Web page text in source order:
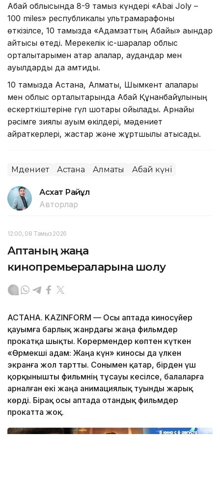
Абай облысында 8-9 тамыз күндері «Abai Joly –
100 miles» республикалық ультрамарафоны
өткізілсе, 10 тамызда «Адамзаттың Абайы» ақындар
айтысы өтеді. Мерекелік іс-шаралар облыс
орталықтарымен қатар қалалар, аудандар мен
ауылдарды да қамтиды.
10 тамызда Астана, Алматы, Шымкент қалалары
мен облыс орталықтарында Абай Құнанбайұлының
ескерткіштеріне гүл шоқтары қойылады. Арнайы
рәсімге зиялы қауым өкілдері, мәдениет
қайраткерлері, жастар және жұртшылық қатысады.
Мәдениет Астана Алматы Абай күні
Асхат Райқұл
Авторлар
12:00, 08 Тамыз 2026
Аптаның жаңа
кинопремьераларына шолу
АСТАНА. KAZINFORM — Осы аптада киносүйер
қауымға барлық жанрдағы жаңа фильмдер
прокатқа шықты. Көрермендер көптен күткен
«Өрмекші адам: Жаңа күн» киносы да үлкен
экранға жол тартты. Сонымен қатар, бірден үш
қорқынышты фильмнің тұсауы кесілсе, балаларға
арналған екі жаңа анимациялық туынды жарық
көрді. Бірақ осы аптада отандық фильмдер
прокатта жоқ.